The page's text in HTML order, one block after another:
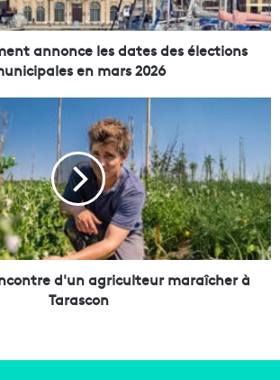
annonce les dates des élections
en mars 2026
d'un agriculteur maraîcher à
Tarascon